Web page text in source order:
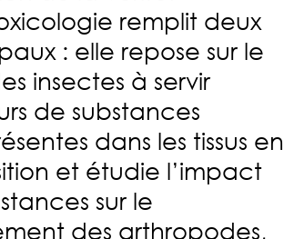
remplit deux
: elle repose sur le
insectes à servir
de substances
dans les tissus en
et étudie l’impact
sur le
des arthropodes,